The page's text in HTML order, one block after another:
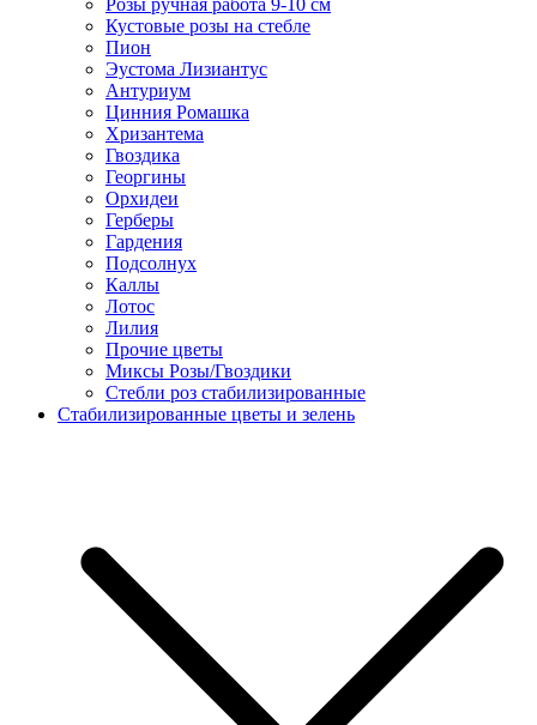
Розы ручная работа 9-10 см
Кустовые розы на стебле
Пион
Эустома Лизиантус
Антуриум
Цинния Ромашка
Хризантема
Гвоздика
Георгины
Орхидеи
Герберы
Гардения
Подсолнух
Каллы
Лотос
Лилия
Прочие цветы
Миксы Розы/Гвоздики
Стебли роз стабилизированные
Стабилизированные цветы и зелень